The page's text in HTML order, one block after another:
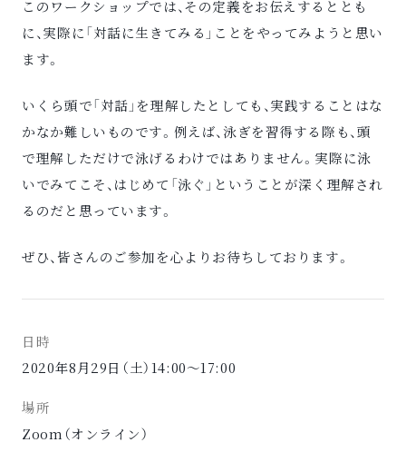
このワークショップでは、その定義をお伝えするととも
に、実際に「対話に生きてみる」ことをやってみようと思い
ます。
いくら頭で「対話」を理解したとしても、実践することはな
かなか難しいものです。例えば、泳ぎを習得する際も、頭
で理解しただけで泳げるわけではありません。実際に泳
いでみてこそ、はじめて「泳ぐ」ということが深く理解され
るのだと思っています。
ぜひ、皆さんのご参加を心よりお待ちしております。
日時
2020年8月29日（土）14:00〜17:00
場所
Zoom（オンライン）